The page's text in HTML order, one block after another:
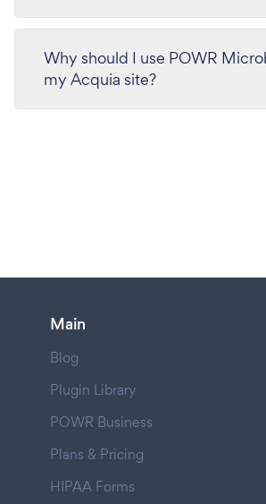
Why should I use POWR
my Acquia site?
Main
Blog
Plugin Library
POWR Business
Plans & Pricing
HIPAA Forms